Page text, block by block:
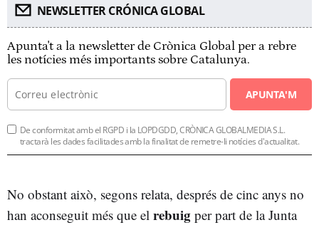
NEWSLETTER CRÓNICA GLOBAL
Apunta't a la newsletter de Crònica Global per a rebre
les notícies més importants sobre Catalunya.
APUNTA'M
De conformitat amb el RGPD i la LOPDGDD, CRÒNICA GLOBALMEDIA S.L.
tractarà les dades facilitades amb la finalitat de remetre-li notícies d'actualitat.
No obstant això, segons relata, després de cinc anys no
han aconseguit més que el rebuig per part de la Junta